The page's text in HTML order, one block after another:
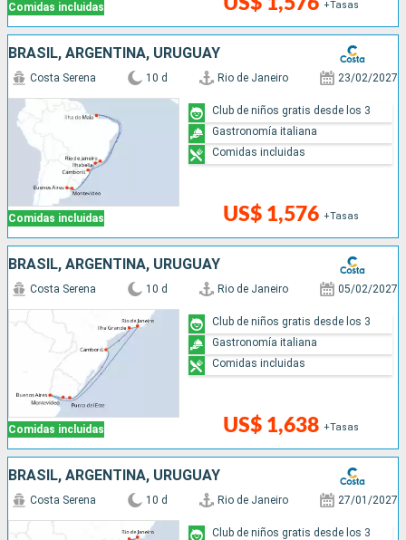
Comidas incluidas +Tasas
BRASIL, ARGENTINA, URUGUAY
Comidas incluidas
Costa Serena 10 d Rio de Janeiro 23/02/2027
US$ 1,576 +Tasas
Club de niños gratis desde los 3
Gastronomía italiana
Comidas incluidas
BRASIL, ARGENTINA, URUGUAY
Comidas incluidas
Costa Serena 10 d Rio de Janeiro 05/02/2027
US$ 1,638 +Tasas
Club de niños gratis desde los 3
Gastronomía italiana
Comidas incluidas
BRASIL, ARGENTINA, URUGUAY
Costa Serena 10 d Rio de Janeiro 27/01/2027
Club de niños gratis desde los 3